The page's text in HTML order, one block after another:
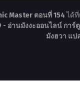
Master ตอนที่ 154ได้ที่
- อ่านมังงะออนไลน์ การ์
มังฮวา แป